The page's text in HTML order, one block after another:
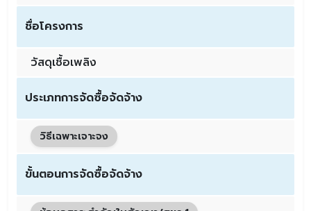
ชื่อโครงการ
วัสดุเชื้อเพลิง
ประเภทการจัดซื้อจัดจ้าง
วิธีเฉพาะเจาะจง
ขั้นตอนการจัดซื้อจัดจ้าง